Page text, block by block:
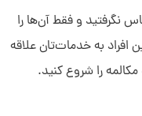
نگرفتید و فقط آن‌ها را
افراد به خدمات‌تان علاقه
مکالمه را شروع کنید.